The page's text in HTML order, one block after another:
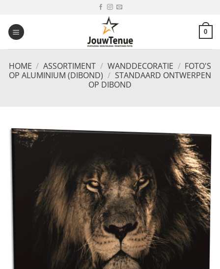
inhoud
0
HOME / ASSORTIMENT / WANDDECORATIE / FOTO'S
OP ALUMINIUM (DIBOND) / STANDAARD ONTWERPEN
OP DIBOND